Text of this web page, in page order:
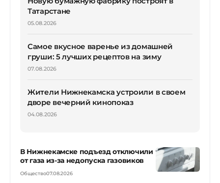
Татарстане
05.08.2026
Самое вкусное варенье из домашней
груши: 5 лучших рецептов на зиму
07.08.2026
Жители Нижнекамска устроили в своем
дворе вечерний кинопоказ
04.08.2026
В Нижнекамске подъезд отключили
от газа из-за недопуска газовиков
Общество07.08.2026